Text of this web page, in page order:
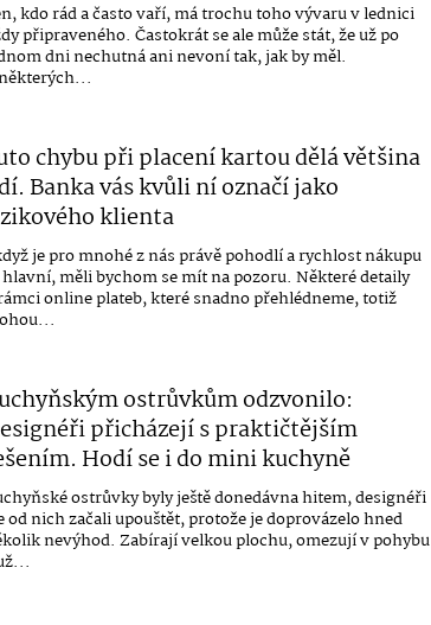
kdo rád a často vaří, má trochu toho vývaru v lednici
připraveného. Častokrát se ale může stát, že už po
dni nechutná ani nevoní tak, jak by měl.
chybu při placení kartou dělá většina
Banka vás kvůli ní označí jako
klienta
je pro mnohé z nás právě pohodlí a rychlost nákupu
měli bychom se mít na pozoru. Některé detaily
online plateb, které snadno přehlédneme, totiž
ostrůvkům odzvonilo:
přicházejí s praktičtějším
Hodí se i do mini kuchyně
ostrůvky byly ještě donedávna hitem, designéři
od nich začali upouštět, protože je doprovázelo hned
nevýhod. Zabírají velkou plochu, omezují v pohybu